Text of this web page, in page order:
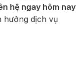
hệ ngay hôm nay
hưởng dịch vụ